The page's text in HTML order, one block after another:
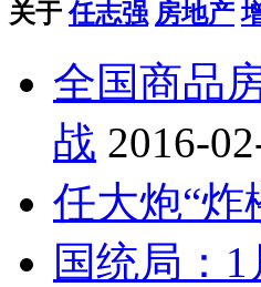
关于 任志强 房地产
全国商品
战 2016-
任大炮“炸
国统局：